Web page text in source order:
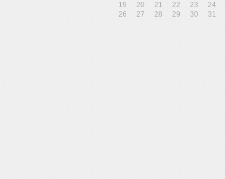
19
20 21 22 23 24
26
27 28 29 30 31